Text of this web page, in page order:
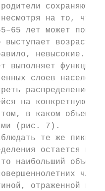
сохраняют
на то, что
лет может
выступает
невысокие.
выполняет функцию
слоев
распределение
на конкретную
в каком объеме,
(рис. 7).
те же пики.
остается
наибольший объем
отраженной